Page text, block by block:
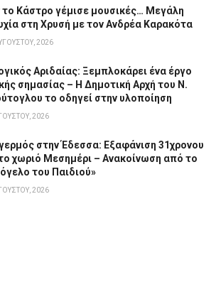
Κάστρο γέμισε μουσικές… Μεγάλη
στη Χρυσή με τον Ανδρέα Καρακότα
2026
Αριδαίας: Ξεμπλοκάρει ένα έργο
σημασίας – Η Δημοτική Αρχή του Ν.
το οδηγεί στην υλοποίηση
2026
στην Έδεσσα: Εξαφάνιση 31χρονου
χωριό Μεσημέρι – Ανακοίνωση από το
του Παιδιού»
2026